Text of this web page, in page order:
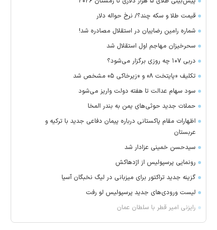
قیمت طلا و سکه چند؟/ نرخ حواله دلار
شماره رامین رضاییان در استقلال مصادره شد!
سحرخیزان مهاجم اول استقلال شد
دربی ۱۰۷ چه روزی برگزار می‌شود؟
تکلیف «پایتخت ۸» و «زیرخاکی ۵» مشخص شد
سود سهام عدالت تا هفته دولت واریز می‌شود
حملات جدید حوثی‌های یمن به بندر المخا
اظهارات مقام پاکستانی درباره پیمان دفاعی جدید با ترکیه و
عربستان
سیدحسن خمینی عزادار شد
رونمایی پرسپولیس از اژدهاکش
گزینه جدید تراکتور برای میزبانی در لیگ نخبگان آسیا
لیست ورودی‌های جدید پرسپولیس لو رفت
رایزنی امیر قطر با سلطان عمان